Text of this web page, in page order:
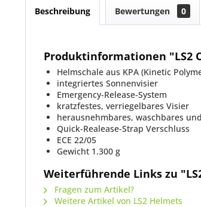
Beschreibung Bewertungen 0
Produktinformationen "LS2
Helmschale aus KPA (Kinetic
integriertes Sonnenvisier
Emergency-Release-System
kratzfestes, verriegelbares Visier
herausnehmbares, waschbares
Quick-Realease-Strap Verschluss
ECE 22/05
Gewicht 1.300 g
Weiterführende Links zu
Fragen zum Artikel?
Weitere Artikel von LS2 Helmets